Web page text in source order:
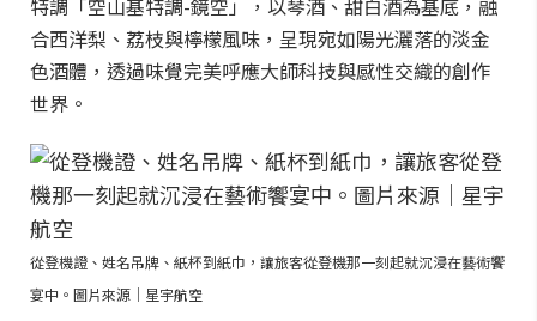
合西洋梨、荔枝與檸檬風味，呈現宛如陽光灑落的淡金
色酒體，透過味覺完美呼應大師科技與感性交織的創作
世界。
從登機證、姓名吊牌、紙杯到紙巾，讓旅客從登機那一刻起就沉浸在藝術饗
宴中。圖片來源｜星宇航空